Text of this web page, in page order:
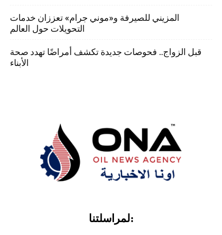
المزيني للصيرفة و«موني جرام» تعززان خدمات
التحويلات حول العالم
قبل الزواج.. فحوصات جديدة تكشف أمراضًا تهدد صحة
الأبناء
لمراسلتنا: